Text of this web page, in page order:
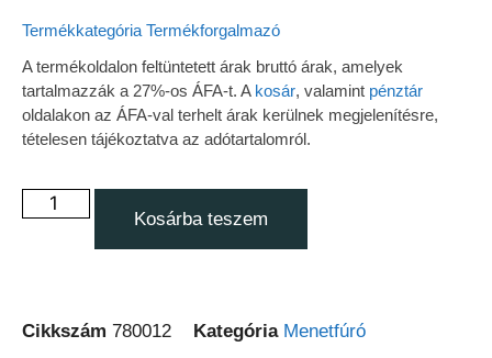
Termékkategória Termékforgalmazó
A termékoldalon feltüntetett árak bruttó árak, amelyek
tartalmazzák a 27%-os ÁFA-t. A kosár, valamint pénztár
oldalakon az ÁFA-val terhelt árak kerülnek megjelenítésre,
tételesen tájékoztatva az adótartalomról.
Kosárba teszem
Cikkszám 780012 Kategória Menetfúró